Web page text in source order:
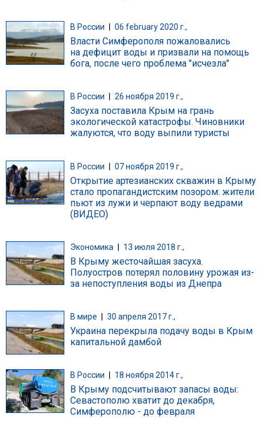
В России 06 february 2020 г.,
Власти Симферополя пожаловались
на дефицит воды и призвали на помощь
бога, после чего проблема "исчезла"
В России 26 ноября 2019 г.,
Засуха поставила Крым на грань
экологической катастрофы. Чиновники
жалуются, что воду выпили туристы
В России | 07 ноября 2019 г.,
Открытие артезианских скважин в Крыму
стало пропагандистским позором: жители
пьют из лужи и черпают воду ведрами
(ВИДЕО)
Экономика 13 июля 2018 г.,
В Крыму жесточайшая засуха.
Полуостров потерял половину урожая из-
за непоступления воды из Днепра
В мире 30 апреля 2017 г.,
Украина перекрыла подачу воды в Крым
капитальной дамбой
В России 18 ноября 2014 г.,
В Крыму подсчитывают запасы воды:
Севастополю хватит до декабря,
Симферополю - до февраля